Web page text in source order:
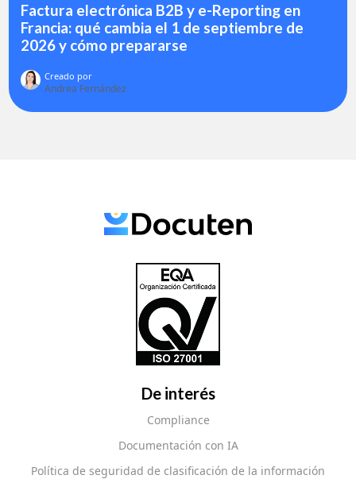
Factura electrónica B2B y e-Reporting en
Francia: qué cambia el 1 de septiembre de
2026 y cómo prepararse
Creado por
Andrea Fernández
De interés
Compliance
Documentación con IA
Política de seguridad de clasificación de la información